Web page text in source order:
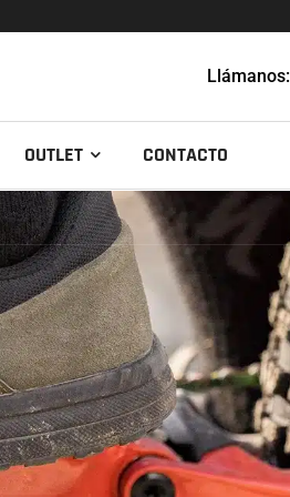
Llámanos:
OUTLET CONTACTO